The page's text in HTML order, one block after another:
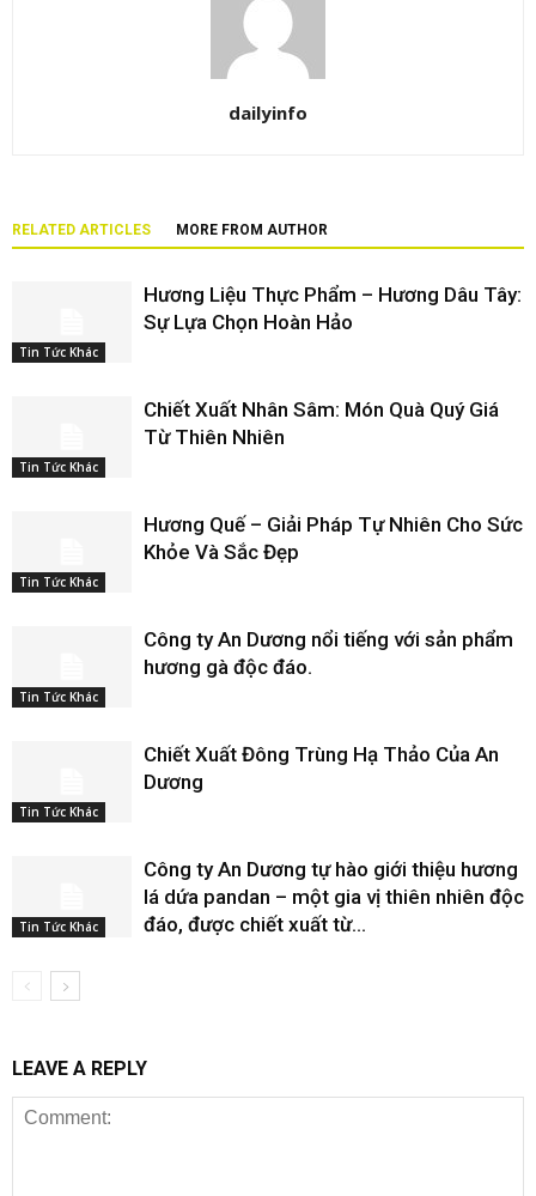
dailyinfo
RELATED ARTICLES MORE FROM AUTHOR
Tin Tức Khác
Hương Liệu Thực Phẩm – Hương Dâu Tây:
Sự Lựa Chọn Hoàn Hảo
Tin Tức Khác
Chiết Xuất Nhân Sâm: Món Quà Quý Giá
Từ Thiên Nhiên
Tin Tức Khác
Hương Quế – Giải Pháp Tự Nhiên Cho Sức
Khỏe Và Sắc Đẹp
Tin Tức Khác
Công ty An Dương nổi tiếng với sản phẩm
hương gà độc đáo.
Tin Tức Khác
Chiết Xuất Đông Trùng Hạ Thảo Của An
Dương
Tin Tức Khác
Công ty An Dương tự hào giới thiệu hương
lá dứa pandan – một gia vị thiên nhiên độc
đáo, được chiết xuất từ...
LEAVE A REPLY